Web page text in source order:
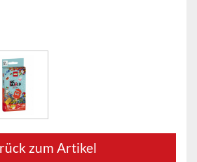
zum Artikel